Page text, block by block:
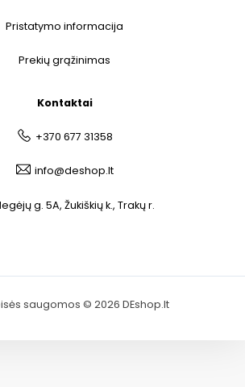
Pristatymo informacija
Prekių grąžinimas
Kontaktai
+370 677 31358
info@deshop.lt
g. 5A, Žukiškių k., Trakų r.
saugomos © 2026 DEshop.lt